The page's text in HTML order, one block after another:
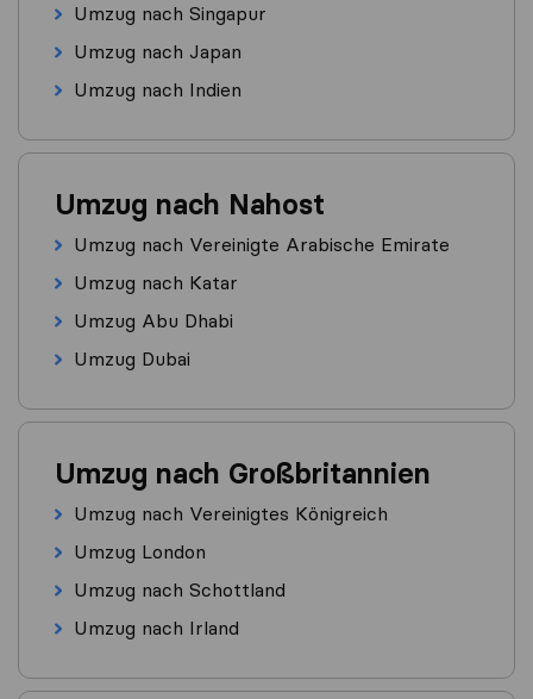
Umzug nach Singapur
Umzug nach Japan
Umzug nach Indien
Umzug nach Nahost
Umzug nach Vereinigte Arabische Emirate
Umzug nach Katar
Umzug Abu Dhabi
Umzug Dubai
Umzug nach Großbritannien
Umzug nach Vereinigtes Königreich
Umzug London
Umzug nach Schottland
Umzug nach Irland